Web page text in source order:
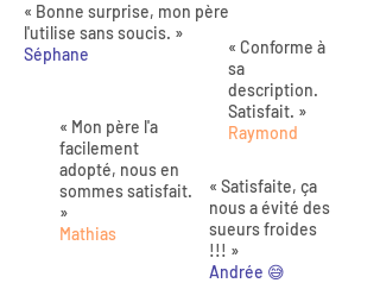
« Bonne surprise, mon père
l'utilise sans soucis. »
Séphane
« Mon père l'a
facilement
adopté, nous en
sommes satisfait.
»
Mathias
« Conforme à
sa
description.
Satisfait. »
Raymond
« Satisfaite, ça
nous a évité des
sueurs froides
!!! »
Andrée 😅